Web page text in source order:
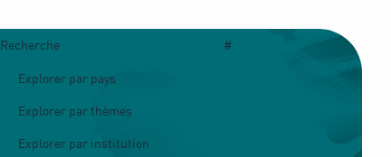
Recherche
Explorer par pays
Explorer par thèmes
Explorer par institution
#